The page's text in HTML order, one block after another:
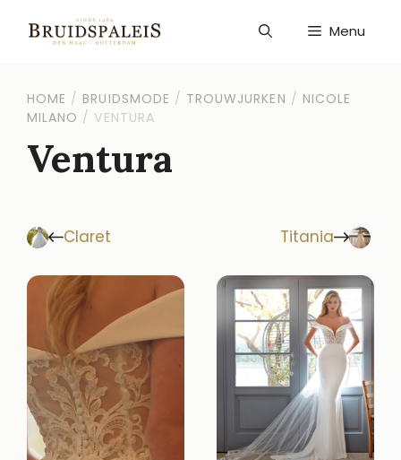
naar
Menu
HOME / BRUIDSMODE / TROUWJURKEN / NICOLE
MILANO /VENTURA
Ventura
Claret Titania